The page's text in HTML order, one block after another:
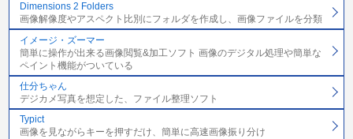
Dimensions 2 Folders
画像解像度やアスペクト比別にフォルダを作成し、画像ファイルを分類
イメージ・ズーマー
簡単に操作が出来る画像閲覧&加工ソフト 画像のデジタル処理や簡単な
ペイント機能がついている
仕分ちゃん
デジカメ写真を想定した、ファイル整理ソフト
Typict
画像を見ながらキーを押すだけ、簡単に高速画像振り分け